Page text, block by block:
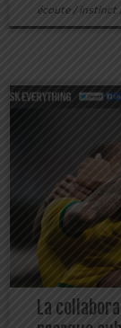
écoute/instinct
La